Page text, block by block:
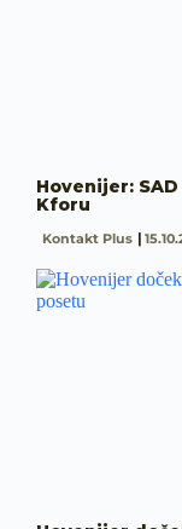
Hovenijer:
Kforu
Kontakt Plus